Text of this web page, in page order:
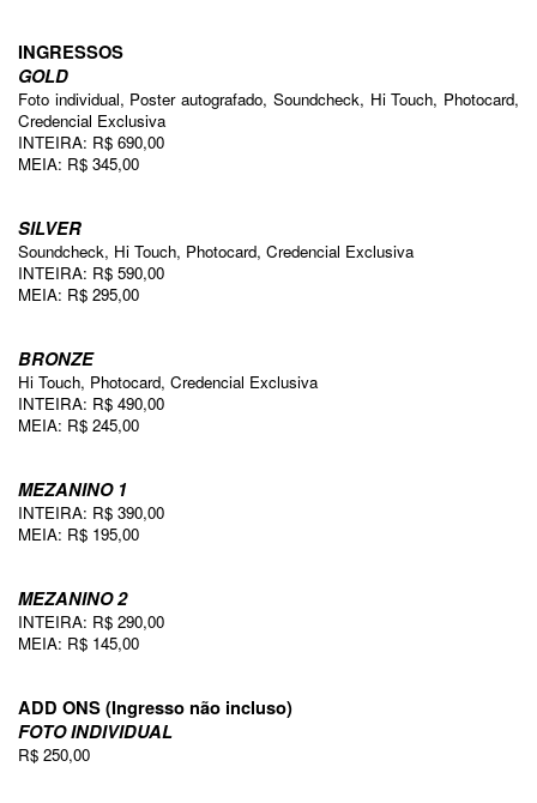
INGRESSOS
GOLD
Foto individual, Poster autografado, Soundcheck, Hi Touch, Photocard,
Credencial Exclusiva
INTEIRA: R$ 690,00
MEIA: R$ 345,00
SILVER
Soundcheck, Hi Touch, Photocard, Credencial Exclusiva
INTEIRA: R$ 590,00
MEIA: R$ 295,00
BRONZE
Hi Touch, Photocard, Credencial Exclusiva
INTEIRA: R$ 490,00
MEIA: R$ 245,00
MEZANINO 1
INTEIRA: R$ 390,00
MEIA: R$ 195,00
MEZANINO 2
INTEIRA: R$ 290,00
MEIA: R$ 145,00
ADD ONS (Ingresso não incluso)
FOTO INDIVIDUAL
R$ 250,00